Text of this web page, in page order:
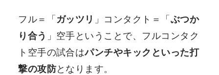
フル＝「 ガッツリ 」コンタクト＝「 ぶつか
り合う 」空手ということで、フルコンタク
ト空手の試合はパンチやキックといった打
撃の攻防となります。